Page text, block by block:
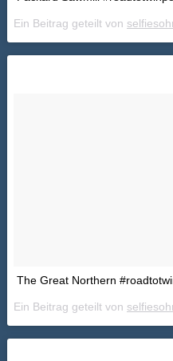
Ein Beitrag geteilt von
The Great Northern
Ein Beitrag geteilt von